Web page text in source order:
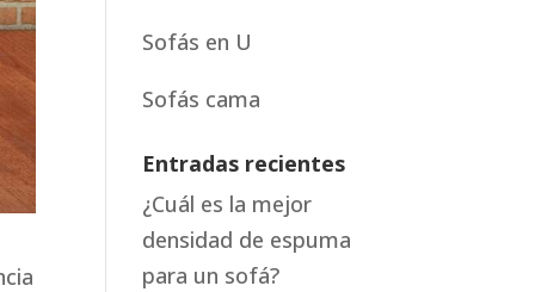
Sofás en U
Sofás cama
Entradas recientes
¿Cuál es la mejor
densidad de espuma
para un sofá?